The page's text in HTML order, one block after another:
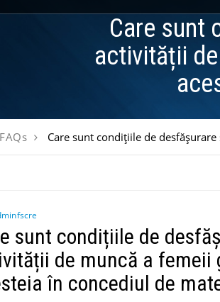
Care sunt
activității
FAQs Care sunt condițiile de
sunt condițiile de
de muncă a femeii
în concediul de